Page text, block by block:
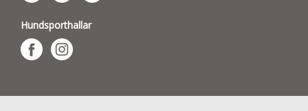
Hundsporthallar